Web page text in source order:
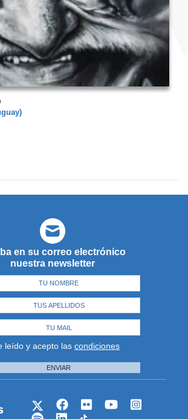
en su correo electrónico
nuestra newsletter
leído y acepto las condiciones
ENVIAR